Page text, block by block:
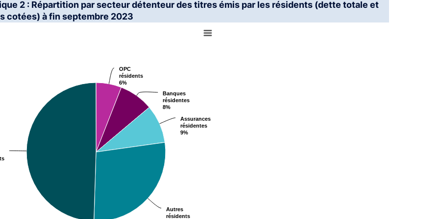
chart.
2 : Répartition par secteur détenteur des titres émis par les résidents (dette totale et
cotées) à fin septembre 2023
OPC
résidents
6%
OPC
résidents
6%
Banques
résidentes
8%
Banques
résidentes
8%
Assurances
résidentes
9%
Assurances
résidentes
9%
Autres
résidents
Autres
résidents